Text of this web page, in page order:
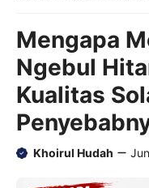
Mengapa
Ngebul
Kualitas
Khoirul Hudah